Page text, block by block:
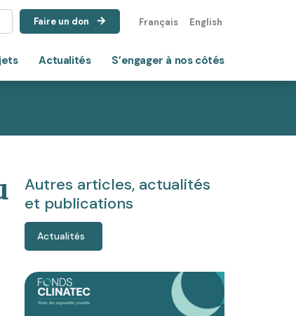
Faire un don Français English
Actualités S’engager à nos côtés
Autres articles, actualités
et publications
Actualités